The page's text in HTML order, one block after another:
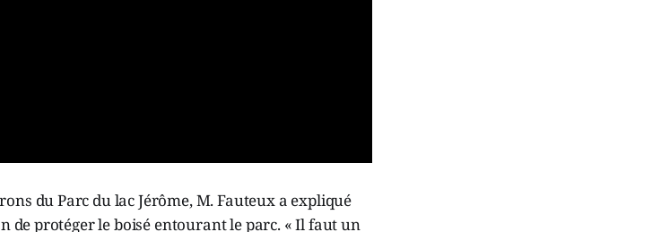
du Parc du lac Jérôme, M. Fauteux a expliqué
protéger le boisé entourant le parc. « Il faut un